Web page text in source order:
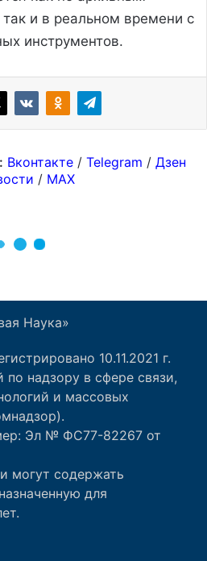
Наука»
10.11.2021 г.
надзору в сфере связи,
и массовых
Эл № ФС77-82267 от
могут содержать
для